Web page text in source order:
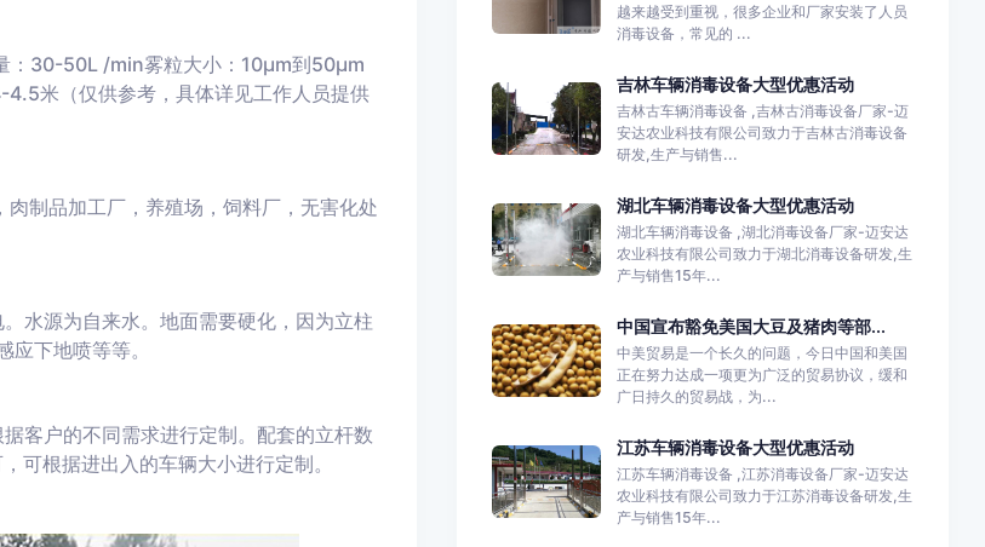
30-50L /min雾粒大小：10μm到50μm
米（仅供参考，具体详见工作人员提供
制品加工厂，养殖场，饲料厂，无害化处
水源为自来水。地面需要硬化，因为立柱
下地喷等等。
客户的不同需求进行定制。配套的立杆数
可根据进出入的车辆大小进行定制。
越来越受到重视，很多企业和厂家安装了人员
消毒设备，常见的 ...
吉林车辆消毒设备大型优惠活动
吉林古车辆消毒设备 ,吉林古消毒设备厂家-迈
安达农业科技有限公司致力于吉林古消毒设备
研发,生产与销售...
湖北车辆消毒设备大型优惠活动
湖北车辆消毒设备 ,湖北消毒设备厂家-迈安达
农业科技有限公司致力于湖北消毒设备研发,生
产与销售15年...
中国宣布豁免美国大豆及猪肉等部...
中美贸易是一个长久的问题，今日中国和美国
正在努力达成一项更为广泛的贸易协议，缓和
广日持久的贸易战，为...
江苏车辆消毒设备大型优惠活动
江苏车辆消毒设备 ,江苏消毒设备厂家-迈安达
农业科技有限公司致力于江苏消毒设备研发,生
产与销售15年...